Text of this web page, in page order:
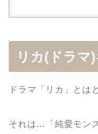
リカ(ドラマ
ドラマ「リカ」とは
それは…「純愛モン